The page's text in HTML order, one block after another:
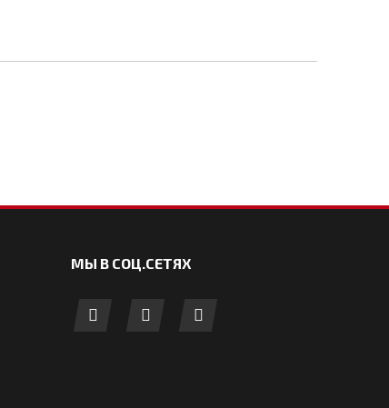
МЫ В СОЦ.СЕТЯХ